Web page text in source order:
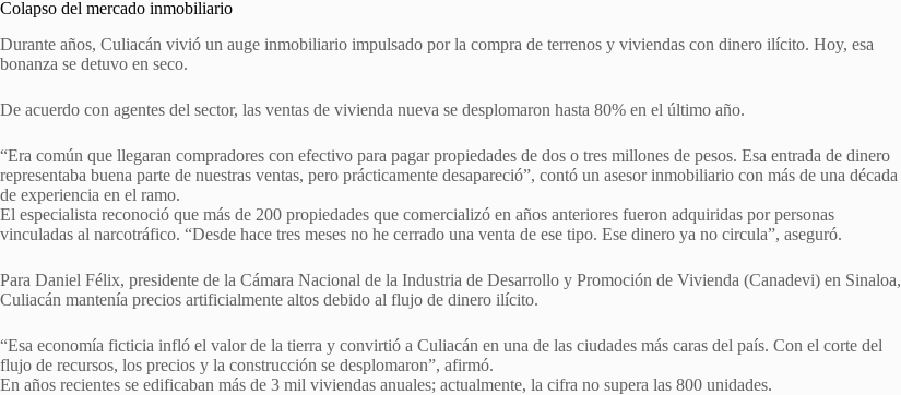
Colapso del mercado inmobiliario
Durante años, Culiacán vivió un auge inmobiliario impulsado por la compra de terrenos y viviendas con dinero ilícito. Hoy, esa
bonanza se detuvo en seco.
De acuerdo con agentes del sector, las ventas de vivienda nueva se desplomaron hasta 80% en el último año.
“Era común que llegaran compradores con efectivo para pagar propiedades de dos o tres millones de pesos. Esa entrada de dinero
representaba buena parte de nuestras ventas, pero prácticamente desapareció”, contó un asesor inmobiliario con más de una década
de experiencia en el ramo.
El especialista reconoció que más de 200 propiedades que comercializó en años anteriores fueron adquiridas por personas
vinculadas al narcotráfico. “Desde hace tres meses no he cerrado una venta de ese tipo. Ese dinero ya no circula”, aseguró.
Para Daniel Félix, presidente de la Cámara Nacional de la Industria de Desarrollo y Promoción de Vivienda (Canadevi) en Sinaloa,
Culiacán mantenía precios artificialmente altos debido al flujo de dinero ilícito.
“Esa economía ficticia infló el valor de la tierra y convirtió a Culiacán en una de las ciudades más caras del país. Con el corte del
flujo de recursos, los precios y la construcción se desplomaron”, afirmó.
En años recientes se edificaban más de 3 mil viviendas anuales; actualmente, la cifra no supera las 800 unidades.